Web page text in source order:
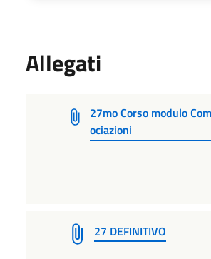
Allegati
27mo Corso modulo
ociazioni
27 DEFINITIVO